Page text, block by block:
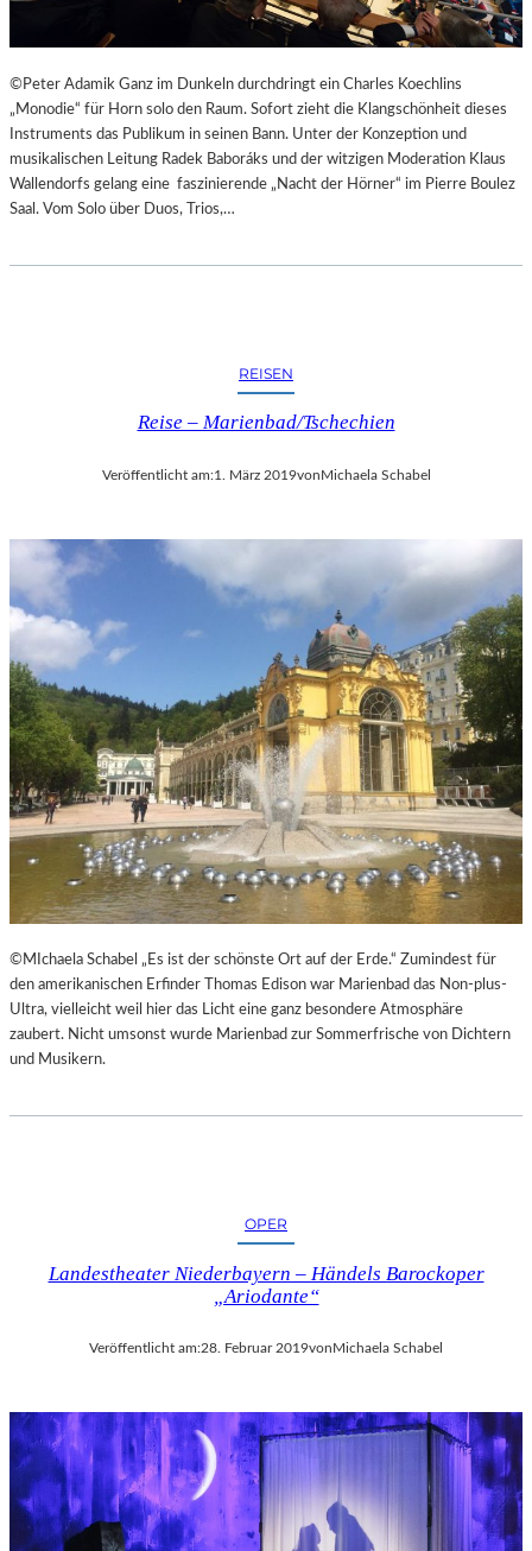
E
I
M
R
©Peter Adamik Ganz im Dunkeln durchdringt ein Charles Koechlins
„Monodie“ für Horn solo den Raum. Sofort zieht die Klangschönheit dieses
Instruments das Publikum in seinen Bann. Unter der Konzeption und
musikalischen Leitung Radek Baboráks und der witzigen Moderation Klaus
Wallendorfs gelang eine faszinierende „Nacht der Hörner“ im Pierre Boulez
Saal. Vom Solo über Duos, Trios,…
REISEN
Reise – Marienbad/Tschechien
Veröffentlicht am:1. März 2019vonMichaela Schabel
©MIchaela Schabel „Es ist der schönste Ort auf der Erde.“ Zumindest für
den amerikanischen Erfinder Thomas Edison war Marienbad das Non-plus-
Ultra, vielleicht weil hier das Licht eine ganz besondere Atmosphäre
zaubert. Nicht umsonst wurde Marienbad zur Sommerfrische von Dichtern
und Musikern.
OPER
Landestheater Niederbayern – Händels Barockoper
„Ariodante“
Veröffentlicht am:28. Februar 2019vonMichaela Schabel